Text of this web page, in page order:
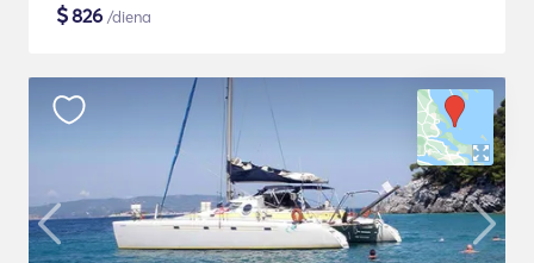
$826 /diena